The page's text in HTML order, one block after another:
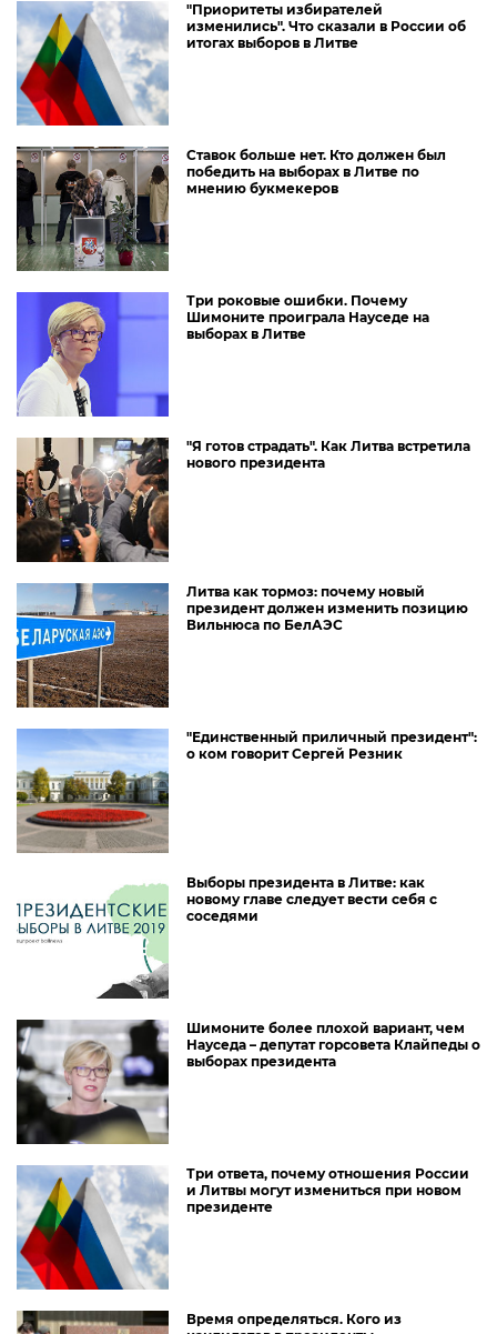
"Приоритеты избирателей
изменились". Что сказали в России об
итогах выборов в Литве
Ставок больше нет. Кто должен был
победить на выборах в Литве по
мнению букмекеров
Три роковые ошибки. Почему
Шимоните проиграла Науседе на
выборах в Литве
"Я готов страдать". Как Литва встретила
нового президента
Литва как тормоз: почему новый
президент должен изменить позицию
Вильнюса по БелАЭС
"Единственный приличный президент":
о ком говорит Сергей Резник
Выборы президента в Литве: как
новому главе следует вести себя с
соседями
Шимоните более плохой вариант, чем
Науседа – депутат горсовета Клайпеды о
выборах президента
Три ответа, почему отношения России
и Литвы могут измениться при новом
президенте
Время определяться. Кого из